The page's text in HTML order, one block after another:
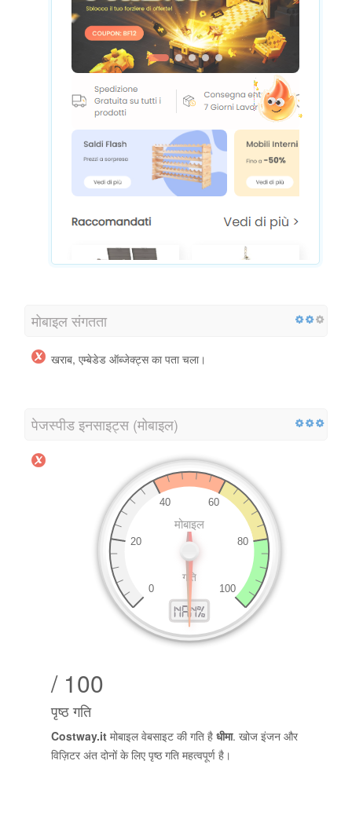
मोबाइल संगतता
खराब, एम्बेडेड ऑब्जेक्ट्स का पता चला।
पेजस्पीड इनसाइट्स (मोबाइल)
/ 100
पृष्ठ गति
Costway.it मोबाइल वेबसाइट की गति है धीमा. खोज इंजन और
विज़िटर अंत दोनों के लिए पृष्ठ गति महत्वपूर्ण है।